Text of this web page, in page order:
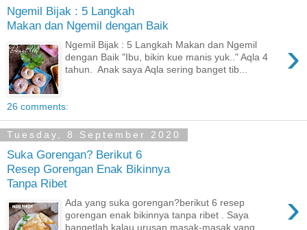
Ngemil Bijak : 5 Langkah
Makan dan Ngemil dengan Baik
›
Ngemil Bijak : 5 Langkah Makan dan Ngemil
dengan Baik "Ibu, bikin kue manis yuk.." Aqla 4
tahun. Anak saya Aqla sering banget tib...
26 comments:
Tuesday, 8 September 2020
Suka Gorengan? Berikut 6
Resep Gorengan Enak Bikinnya
Tanpa Ribet
›
Ada yang suka gorengan?berikut 6 resep
gorengan enak bikinnya tanpa ribet . Saya
bangetlah kalau urusan masak-masak yang